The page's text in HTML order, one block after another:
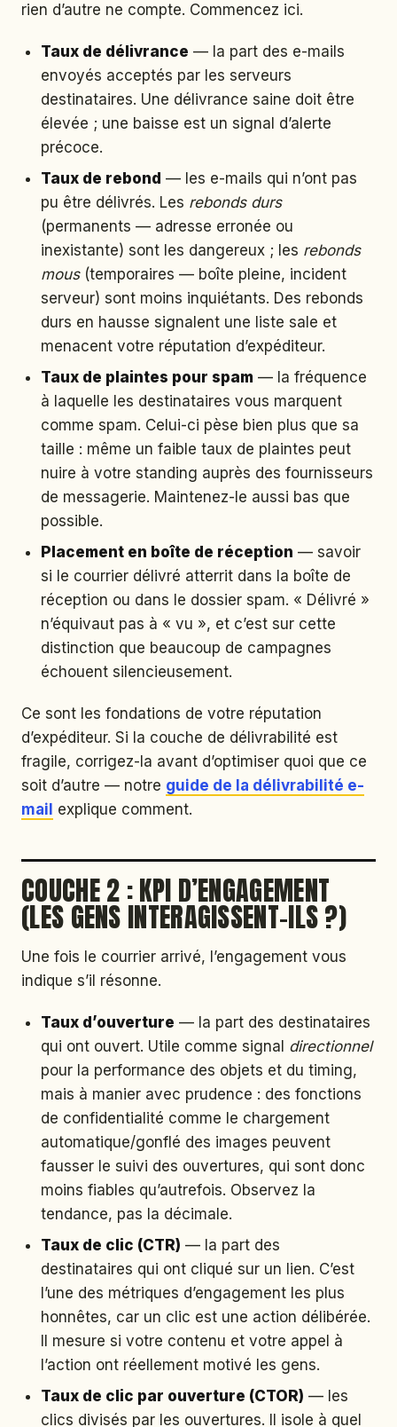
rien d’autre ne compte. Commencez ici.
Taux de délivrance — la part des e-mails
envoyés acceptés par les serveurs
destinataires. Une délivrance saine doit être
élevée ; une baisse est un signal d’alerte
précoce.
Taux de rebond — les e-mails qui n’ont pas
pu être délivrés. Les rebonds durs
(permanents — adresse erronée ou
inexistante) sont les dangereux ; les rebonds
mous(temporaires — boîte pleine, incident
serveur) sont moins inquiétants. Des rebonds
durs en hausse signalent une liste sale et
menacent votre réputation d’expéditeur.
Taux de plaintes pour spam — la fréquence
à laquelle les destinataires vous marquent
comme spam. Celui-ci pèse bien plus que sa
taille : même un faible taux de plaintes peut
nuire à votre standing auprès des fournisseurs
de messagerie. Maintenez-le aussi bas que
possible.
Placement en boîte de réception — savoir
si le courrier délivré atterrit dans la boîte de
réception ou dans le dossier spam. « Délivré »
n’équivaut pas à « vu », et c’est sur cette
distinction que beaucoup de campagnes
échouent silencieusement.
Ce sont les fondations de votre réputation
d’expéditeur. Si la couche de délivrabilité est
fragile, corrigez-la avant d’optimiser quoi que ce
soit d’autre — notre guide de la délivrabilité e-
mail explique comment.
COUCHE 2 : KPI D’ENGAGEMENT
(LES GENS INTERAGISSENT-ILS ?)
Une fois le courrier arrivé, l’engagement vous
indique s’il résonne.
Taux d’ouverture — la part des destinataires
qui ont ouvert. Utile comme signal directionnel
pour la performance des objets et du timing,
mais à manier avec prudence : des fonctions
de confidentialité comme le chargement
automatique/gonflé des images peuvent
fausser le suivi des ouvertures, qui sont donc
moins fiables qu’autrefois. Observez la
tendance, pas la décimale.
Taux de clic (CTR) — la part des
destinataires qui ont cliqué sur un lien. C’est
l’une des métriques d’engagement les plus
honnêtes, car un clic est une action délibérée.
Il mesure si votre contenu et votre appel à
l’action ont réellement motivé les gens.
Taux de clic par ouverture (CTOR) — les
clics divisés par les ouvertures. Il isole à quel